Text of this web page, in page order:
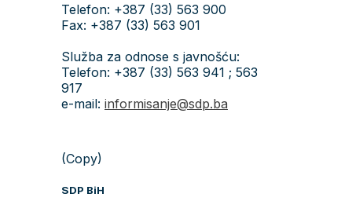
Telefon: +387 (33) 563 900
Fax: +387 (33) 563 901
Služba za odnose s javnošću:
Telefon: +387 (33) 563 941 ; 563
917
e-mail: informisanje@sdp.ba
(Copy)
SDP BiH